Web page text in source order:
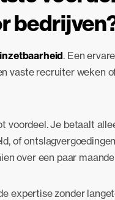
. Een
vaste recruiter weken
Je betaalt
of
over een paar
expertise zonder